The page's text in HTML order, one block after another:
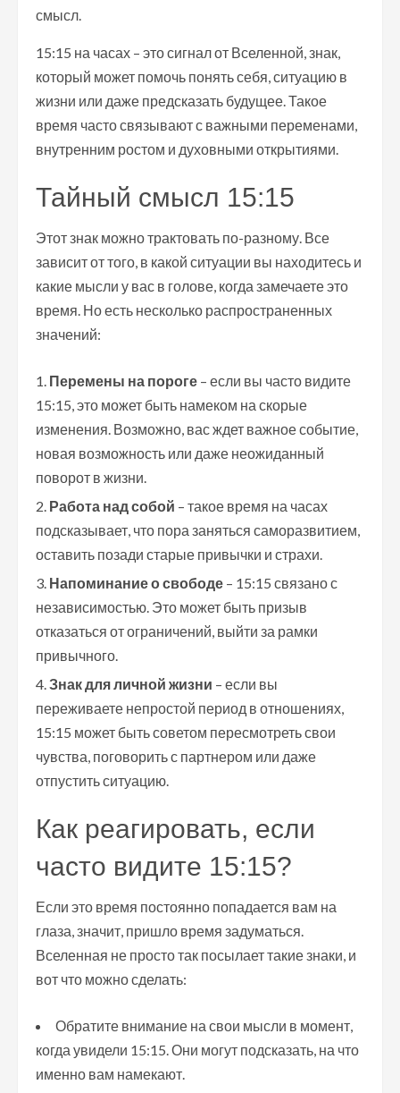
смысл.
15:15 на часах – это сигнал от Вселенной, знак,
который может помочь понять себя, ситуацию в
жизни или даже предсказать будущее. Такое
время часто связывают с важными переменами,
внутренним ростом и духовными открытиями.
Тайный смысл 15:15
Этот знак можно трактовать по-разному. Все
зависит от того, в какой ситуации вы находитесь и
какие мысли у вас в голове, когда замечаете это
время. Но есть несколько распространенных
значений:
Перемены на пороге – если вы часто видите
15:15, это может быть намеком на скорые
изменения. Возможно, вас ждет важное событие,
новая возможность или даже неожиданный
поворот в жизни.
Работа над собой – такое время на часах
подсказывает, что пора заняться саморазвитием,
оставить позади старые привычки и страхи.
Напоминание о свободе – 15:15 связано с
независимостью. Это может быть призыв
отказаться от ограничений, выйти за рамки
привычного.
Знак для личной жизни – если вы
переживаете непростой период в отношениях,
15:15 может быть советом пересмотреть свои
чувства, поговорить с партнером или даже
отпустить ситуацию.
Как реагировать, если
часто видите 15:15?
Если это время постоянно попадается вам на
глаза, значит, пришло время задуматься.
Вселенная не просто так посылает такие знаки, и
вот что можно сделать:
Обратите внимание на свои мысли в момент,
когда увидели 15:15. Они могут подсказать, на что
именно вам намекают.